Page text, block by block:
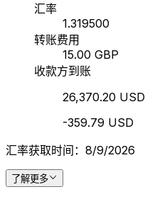
汇率
1.319500
转账费用
15.00 GBP
收款方到账
26,370.20 USD
-359.79 USD
汇率获取时间：8/9/2026
了解更多